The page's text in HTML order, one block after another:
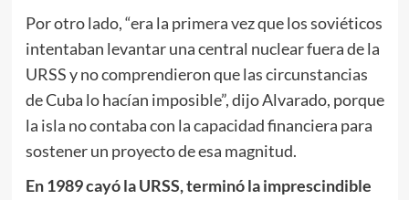
Por otro lado, “era la primera vez que los soviéticos
intentaban levantar una central nuclear fuera de la
URSS y no comprendieron que las circunstancias
de Cuba lo hacían imposible”, dijo Alvarado, porque
la isla no contaba con la capacidad financiera para
sostener un proyecto de esa magnitud.
En 1989 cayó la URSS, terminó la imprescindible